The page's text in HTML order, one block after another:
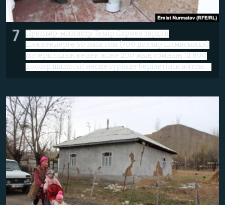
7
Премьер-министр Темір Сариев зардап
шеккендерге 50 мың сом (700 доллар шамасында)
материалдық көмек және 200 мың сомның (2 800
доллар шамасы) несие түрінде берілетінін айтты.